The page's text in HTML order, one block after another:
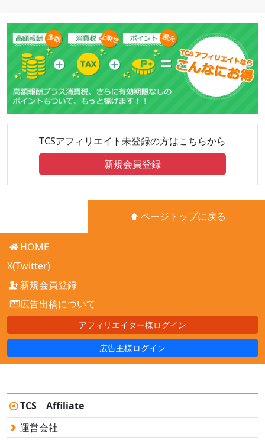
TCSアフィリエイト未登録の方はこちらから
新規会員登録
ページトップに戻る
HOME
X(Twitter)
新規会員登録
広告出稿について
アフィリエイター様ログイン
広告主様ログイン
TCS Affiliate
運営会社